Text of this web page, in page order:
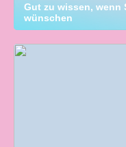
Gut zu wissen, wenn
wünschen